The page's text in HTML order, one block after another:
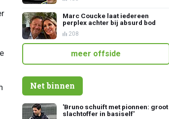
Marc Coucke laat iedereen
perplex achter bij absurd bod
208
meer offside
Net binnen
'Bruno schuift met pionnen: groot
slachtoffer in basiself'